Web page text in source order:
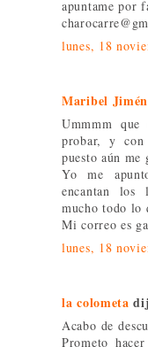
apuntame por
lunes, 18
Maribel
Ummmm
probar, y
puesto aún me
Yo me
encantan
mucho todo lo
Mi correo es
lunes, 18
la colometa
Acabo de
Prometo